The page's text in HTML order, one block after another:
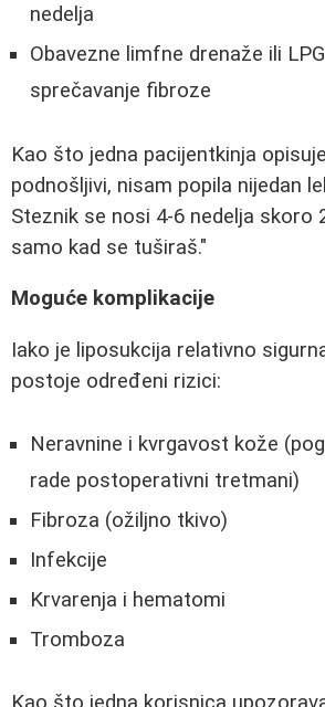
nedelja
Obavezne limfne drenaže ili
sprečavanje fibroze
Kao što jedna pacijentkinja
podnošljivi, nisam popila nijedan
Steznik se nosi 4-6 nedelja skoro
samo kad se tuširaš."
Moguće komplikacije
Iako je liposukcija relativno
postoje određeni rizici:
Neravnine i kvrgavost kože
rade postoperativni tretmani)
Fibroza (ožiljno tkivo)
Infekcije
Krvarenja i hematomi
Tromboza